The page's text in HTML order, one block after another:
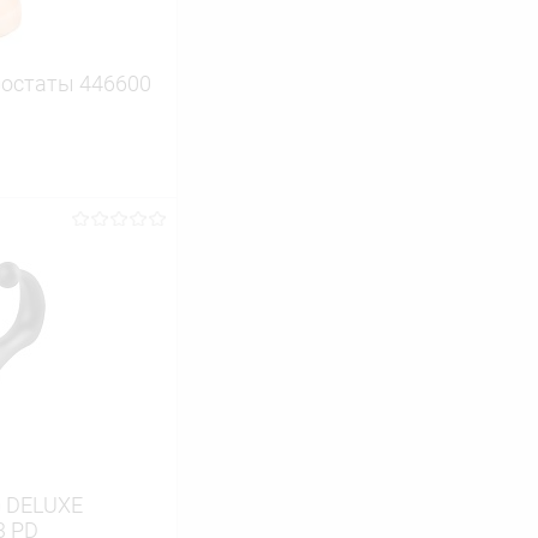
446600
Сравнение
В наличии
PD